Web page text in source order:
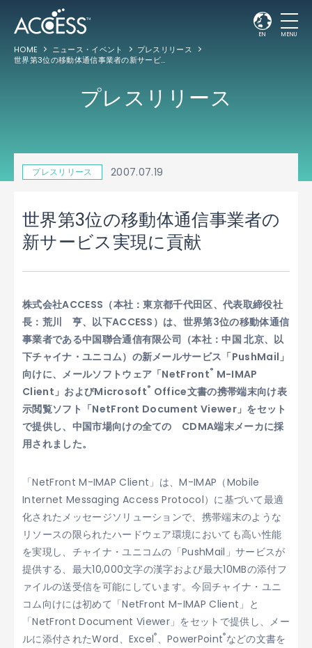
EN MENU
HOME ニュース・イベント
プレスリリース
世界第3位の移動体通信事業者の新サービス実現に貢献
プレスリリース
プレスリリース 2007.07.19
世界第3位の移動体通信事業者の
新サービス実現に貢献
株式会社ACCESS（本社：東京都千代田区、代表取締役社
長：荒川 亨、以下ACCESS）は、世界第3位の移動体通信
事業者である中国聯合通信有限公司（本社：中国 北京、以
下チャイナ・ユニコム）の新メールサービス「PushMail」
向けに、メールソフトウェア「NetFront® M-IMAP
Client」およびMicrosoft® Office文書の携帯端末向け表
示閲覧ソフト「NetFront Document Viewer」をセット
で提供し、中国市場向けの全ての CDMA端末メーカに採
用されました。
「NetFront M-IMAP Client」は、M-IMAP（Mobile
Internet Messaging Access Protocol）に基づいて最適
化されたメッセージソリューションで、携帯端末のような
リソースの限られたハードウェア環境においても高い性能
を実現し、チャイナ・ユニコムの「PushMail」サービスが
提供する、最大10,000文字の漢字および最大10MBの添付フ
ァイルの送受信を可能にしています。今回チャイナ・ユニ
コム向けには初めて「NetFront M-IMAP Client」と
「NetFront Document Viewer」をセットで提供し、メー
ルに添付されたWord、Excel®、PowerPoint®などの文書を